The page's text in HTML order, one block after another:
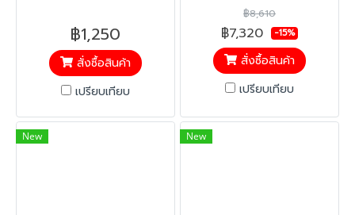
น้ำดี ไม่เปื่อยยุ่ย ใช้กับกล่องจ่าย
กระดาษ V-Fold เหมาะสำหรับ
ร้านอาหาร โรงแรม โรงพยาบาล
โรงงาน และสำนักงาน พร้อมส่ง
฿1,250
สั่งซื้อสินค้า
เปรียบเทียบ
คุณภาพสูง ติดตั้งล้อเงียบ ไม่
ทิ้งรอย ไม่เป็นสนิม พร้อมเบรก
เหมาะสำหรับโรงพยาบาล ห้อง
สมุด และร้านอาหาร สั่งซื้อได้ที่
Happy Move
฿8,610
฿7,320 -15%
สั่งซื้อสินค้า
เปรียบเทียบ
New New